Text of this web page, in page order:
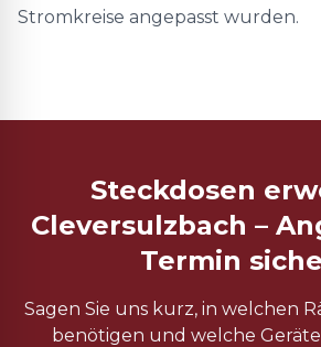
Stromkreise angepasst wurden.
Steckdosen
Cleversulzbach –
Termin
Sagen Sie uns kurz, in welchen
benötigen und welche